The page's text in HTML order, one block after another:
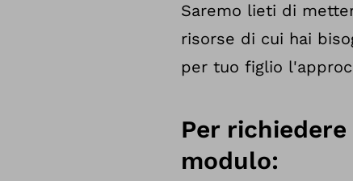
Saremo lieti di
risorse di cui hai
per tuo figlio
Per
modulo: